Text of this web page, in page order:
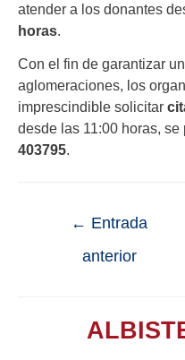
atender a los donantes
horas.
Con el fin de garantizar
aglomeraciones, los
imprescindible solicitar
desde las 11:00 horas,
403795
← Entrada
anterior